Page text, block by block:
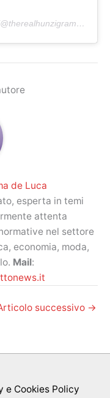
on
de Luca
esperta in temi
attenta
nel settore
economia, moda,
Mail:
successivo →
e Cookies Policy